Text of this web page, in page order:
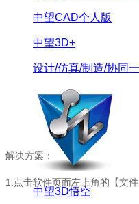
中望CAD个人版
中望3D+
设计/仿真/制造/协同
中望3D悟空
解决方案：
1.点击软件页面左上角的【文